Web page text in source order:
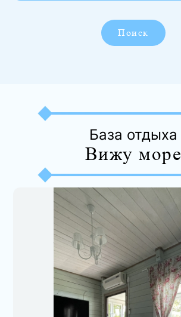
Поиск
База отдыха
Вижу море